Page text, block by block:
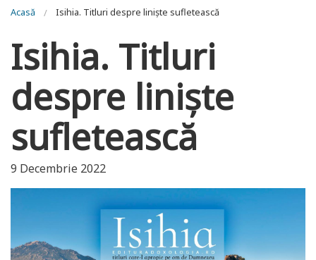
Eşti aici
Acasă Isihia. Titluri despre liniște sufletească
Isihia. Titluri
despre liniște
sufletească
9 Decembrie 2022